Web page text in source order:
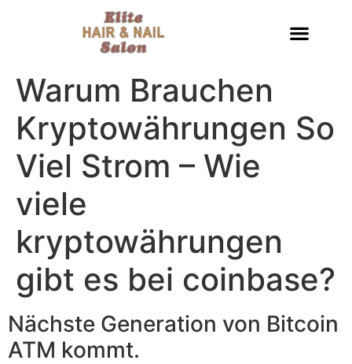
Warum Brauchen
Kryptowährungen So
Viel Strom – Wie
viele
kryptowährungen
gibt es bei coinbase?
Nächste Generation von Bitcoin
ATM kommt.